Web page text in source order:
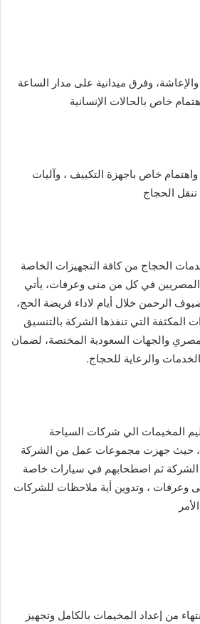
وفرق ميدانية على مدار الساعة
خاص بالحالات الإنسانية
خاص باجهزة التكييف ، وآليات
تنقل الحجاج
الحجاج من كافة التجهيزات الخاصة
في كل من منى وعرفات، يأتي
الرحمن خلال أيام لاداء فريضة الحج،
المكثفة التي تنفذها الشركة بالتنسيق
والجهات السعودية المختصة، لضمان
والرعاية للحجاج.
المخيمات الي شركات السياحة
، حيث جهزت مجموعات عمل من الشركة
الشركة ثم اصطحابهم في سيارات خاصة
وعرفات ، وتدوين أية ملاحظات للشركات
من إعداد المخيمات بالكامل وتجهيز